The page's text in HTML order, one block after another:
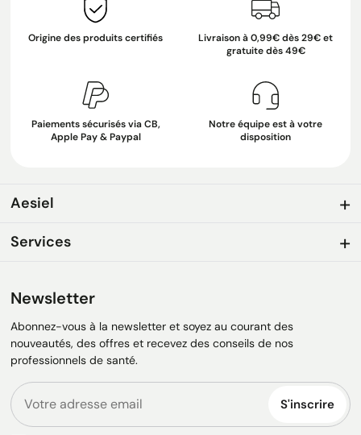
Origine des produits certifiés
Livraison à 0,99€ dès 29€ et
gratuite dès 49€
Paiements sécurisés via CB,
Apple Pay & Paypal
Notre équipe est à votre
disposition
Aesiel
Services
Newsletter
Abonnez-vous à la newsletter et soyez au courant des
nouveautés, des offres et recevez des conseils de nos
professionnels de santé.
S'inscrire